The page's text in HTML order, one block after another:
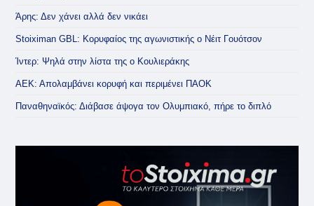
Άρης: Δεν χάνει αλλά δεν νικάει
Stoiximan GBL: Κορυφαίος της αγωνιστικής ο Νέιτ Γουότσον
Ίντερ: Ψηλά στην λίστα της ο Κουλιεράκης
ΑΕΚ: Απολαμβάνει κορυφή και περιμένει ΠΑΟΚ
Παναθηναϊκός: Διάβασε άψογα τον Ολυμπιακό, πήρε το διπλό